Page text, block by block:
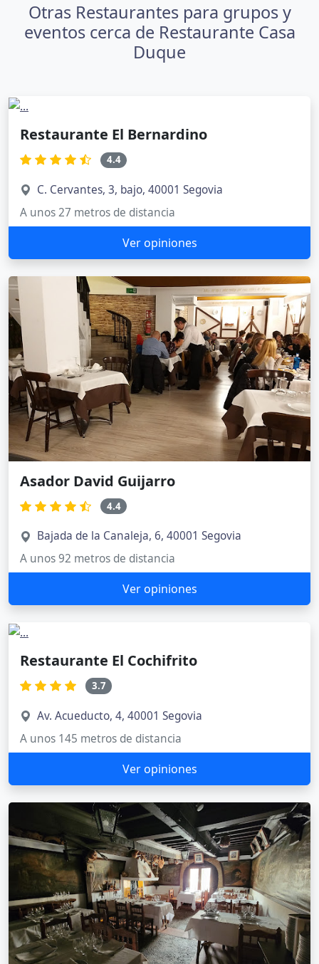
Otras Restaurantes para grupos y
eventos cerca de Restaurante Casa
Duque
Restaurante El Bernardino
4.4
C. Cervantes, 3, bajo, 40001 Segovia
A unos 27 metros de distancia
Ver opiniones
Asador David Guijarro
4.4
Bajada de la Canaleja, 6, 40001 Segovia
A unos 92 metros de distancia
Ver opiniones
Restaurante El Cochifrito
3.7
Av. Acueducto, 4, 40001 Segovia
A unos 145 metros de distancia
Ver opiniones